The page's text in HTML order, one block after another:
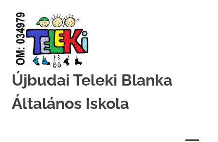
Újbudai Teleki Blanka
Általános Iskola